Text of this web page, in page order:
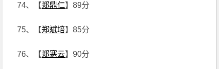
74、【郑鼎仁】89分
75、【郑斌培】85分
76、【郑寒云】90分